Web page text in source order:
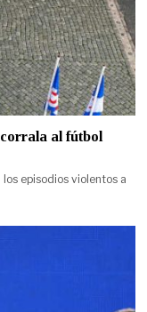
al fútbol
episodios violentos a